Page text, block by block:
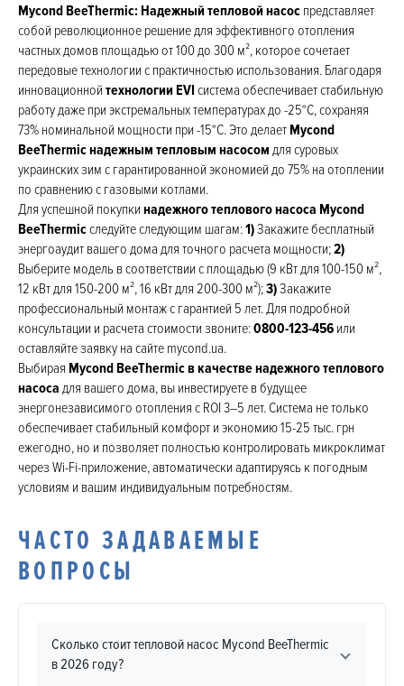
Mycond BeeThermic: Надежный тепловой насос представляет
собой революционное решение для эффективного отопления
частных домов площадью от 100 до 300 м², которое сочетает
передовые технологии с практичностью использования. Благодаря
инновационной технологии EVI система обеспечивает стабильную
работу даже при экстремальных температурах до -25°C, сохраняя
73% номинальной мощности при -15°C. Это делает Mycond
BeeThermic надежным тепловым насосом для суровых
украинских зим с гарантированной экономией до 75% на отоплении
по сравнению с газовыми котлами.
Для успешной покупки надежного теплового насоса Mycond
BeeThermicследуйте следующим шагам:1)Закажите бесплатный
энергоаудит вашего дома для точного расчета мощности;2)
Выберите модель в соответствии с площадью (9 кВт для 100-150 м²,
12 кВт для 150-200 м², 16 кВт для 200-300 м²);3)Закажите
профессиональный монтаж с гарантией 5 лет. Для подробной
консультации и расчета стоимости звоните:0800-123-456 или
оставляйте заявку на сайте mycond.ua.
Выбирая Mycond BeeThermic в качестве надежного теплового
насоса для вашего дома, вы инвестируете в будущее
энергонезависимого отопления с ROI 3–5 лет. Система не только
обеспечивает стабильный комфорт и экономию 15-25 тыс. грн
ежегодно, но и позволяет полностью контролировать микроклимат
через Wi-Fi-приложение, автоматически адаптируясь к погодным
условиям и вашим индивидуальным потребностям.
ЧАСТО ЗАДАВАЕМЫЕ
ВОПРОСЫ
Сколько стоит тепловой насос Mycond BeeThermic
в 2026 году?